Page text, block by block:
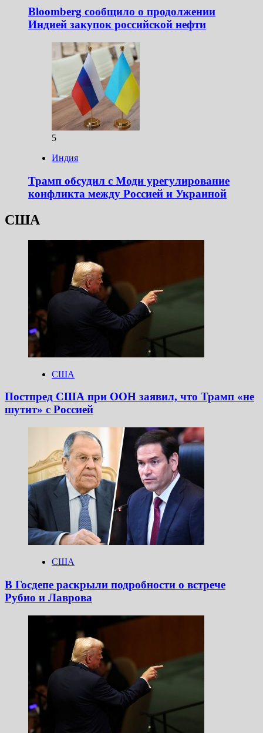
Bloomberg сообщило о продолжении
Индией закупок российской нефти
5
Индия
Трамп обсудил с Моди урегулирование
конфликта между Россией и Украиной
США
США
Постпред США при ООН заявил, что Трамп «не
шутит» с Россией
США
В Госдепе раскрыли подробности о встрече
Рубио и Лаврова